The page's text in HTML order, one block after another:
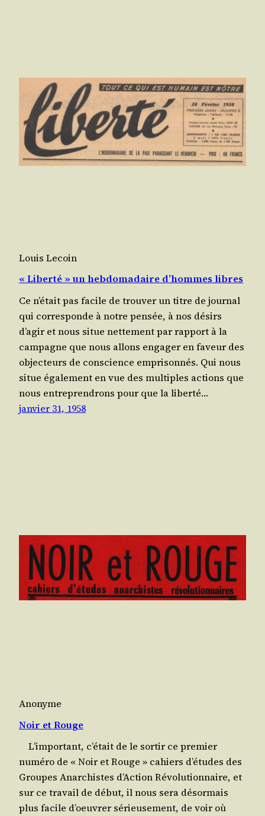
Louis Lecoin
« Liberté » un hebdomadaire d’hommes libres
Ce n’était pas facile de trou­ver un titre de jour­nal
qui cor­res­ponde à notre pen­sée, à nos dési­rs
d’agir et nous situe net­te­ment par rap­port à la
cam­pagne que nous allons enga­ger en faveur des
objec­teurs de conscience empri­son­nés. Qui nous
situe éga­le­ment en vue des mul­tiples actions que
nous entre­pren­drons pour que la liber­té…
janvier 31, 1958
Anonyme
Noir et Rouge
L’im­por­tant, c’é­tait de le sor­tir ce pre­mier
numé­ro de « Noir et Rouge » cahiers d’é­tudes des
Groupes Anar­chistes d’Ac­tion Révo­lu­tion­naire, et
sur ce tra­vail de début, il nous sera désor­mais
plus facile d’oeu­vrer sérieu­se­ment, de voir où